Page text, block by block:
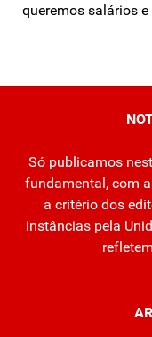
queremos salários
Só publicamos
fundamental, com
a critério dos
instâncias pela